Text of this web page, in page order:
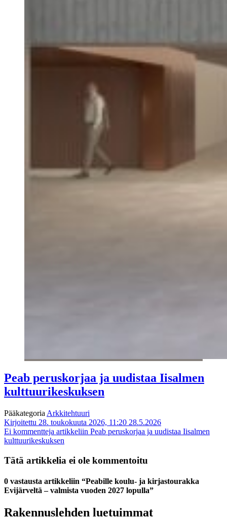
Peab peruskorjaa ja uudistaa Iisalmen
kulttuurikeskuksen
Pääkategoria Arkkitehtuuri
Kirjoitettu 28. toukokuuta 2026, 11:20 28.5.2026
Ei kommentteja artikkeliin Peab peruskorjaa ja uudistaa Iisalmen
kulttuurikeskuksen
Tätä artikkelia ei ole kommentoitu
0 vastausta artikkeliin “Peabille koulu- ja kirjastourakka
Evijärveltä – valmista vuoden 2027 lopulla”
Rakennuslehden luetuimmat